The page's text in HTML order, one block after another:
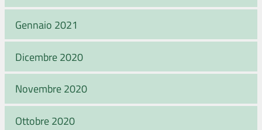
Gennaio 2021
Dicembre 2020
Novembre 2020
Ottobre 2020